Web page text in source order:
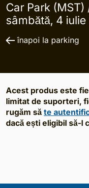
Car Park (MST)
sâmbătă, 4 iulie
înapoi la parking
Acest produs este
limitat de suporteri,
rugăm să te
dacă ești eligibil să-l